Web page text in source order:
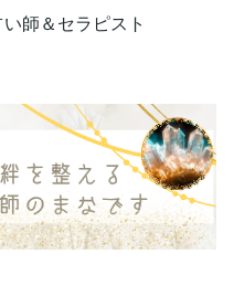
師＆セラピスト